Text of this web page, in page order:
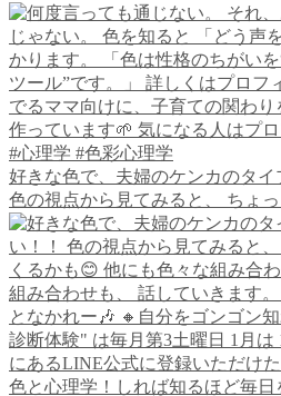
好きな色で、夫婦のケンカのタイ
色の視点から見てみると、 ちょっ